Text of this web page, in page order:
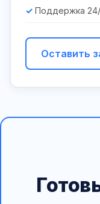
Поддержка
Оставить